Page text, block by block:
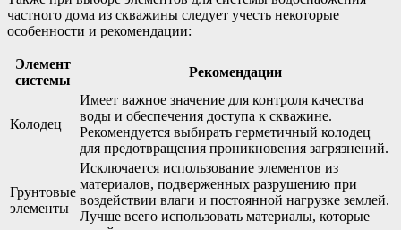
частного дома из скважины следует учесть некоторые
особенности и рекомендации:
Элемент
системы
Рекомендации
Колодец
Имеет важное значение для контроля качества
воды и обеспечения доступа к скважине.
Рекомендуется выбирать герметичный колодец
для предотвращения проникновения загрязнений.
Грунтовые
элементы
Исключается использование элементов из
материалов, подверженных разрушению при
воздействии влаги и постоянной нагрузке землей.
Лучше всего использовать материалы, которые